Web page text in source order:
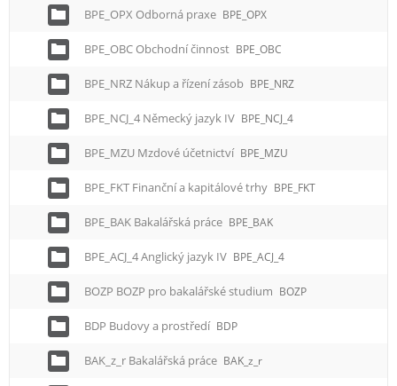
BPE_OPX Odborná praxe BPE_OPX
BPE_OBC Obchodní činnost BPE_OBC
BPE_NRZ Nákup a řízení zásob BPE_NRZ
BPE_NCJ_4 Německý jazyk IV BPE_NCJ_4
BPE_MZU Mzdové účetnictví BPE_MZU
BPE_FKT Finanční a kapitálové trhy BPE_FKT
BPE_BAK Bakalářská práce BPE_BAK
BPE_ACJ_4 Anglický jazyk IV BPE_ACJ_4
BOZP BOZP pro bakalářské studium BOZP
BDP Budovy a prostředí BDP
BAK_z_r Bakalářská práce BAK_z_r